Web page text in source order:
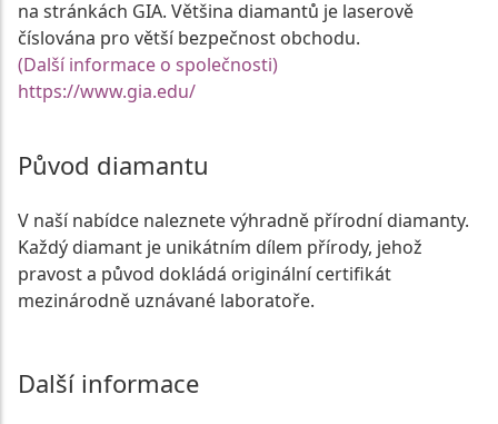
na stránkách GIA. Většina diamantů je laserově
číslována pro větší bezpečnost obchodu.
(Další informace o společnosti)
https://www.gia.edu/
Původ diamantu
V naší nabídce naleznete výhradně přírodní diamanty.
Každý diamant je unikátním dílem přírody, jehož
pravost a původ dokládá originální certifikát
mezinárodně uznávané laboratoře.
Další informace